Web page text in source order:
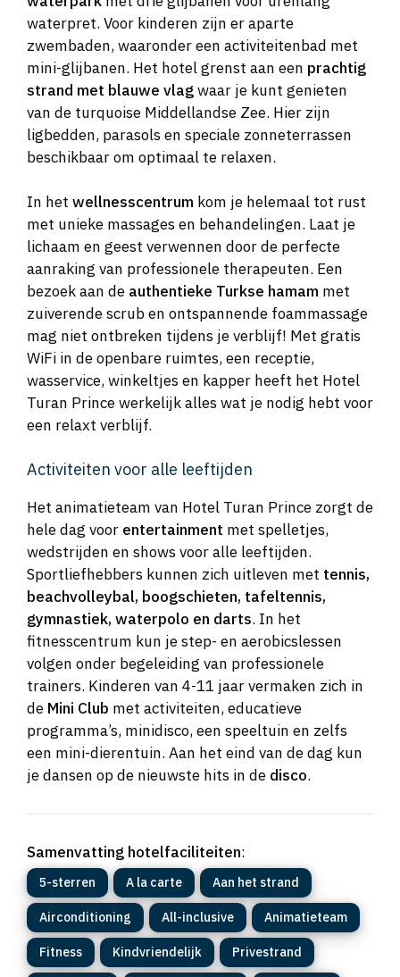
waterpret. Voor kinderen zijn er aparte
zwembaden, waaronder een activiteitenbad met
mini-glijbanen. Het hotel grenst aan een prachtig
strand met blauwe vlagwaar je kunt genieten
van de turquoise Middellandse Zee. Hier zijn
ligbedden, parasols en speciale zonneterrassen
beschikbaar om optimaal te relaxen.
In het wellnesscentrum kom je helemaal tot rust
met unieke massages en behandelingen. Laat je
lichaam en geest verwennen door de perfecte
aanraking van professionele therapeuten. Een
bezoek aan de authentieke Turkse hamam met
zuiverende scrub en ontspannende foammassage
mag niet ontbreken tijdens je verblijf! Met gratis
WiFi in de openbare ruimtes, een receptie,
wasservice, winkeltjes en kapper heeft het Hotel
Turan Prince werkelijk alles wat je nodig hebt voor
een relaxt verblijf.
Activiteiten voor alle leeftijden
Het animatieteam van Hotel Turan Prince zorgt de
hele dag voor entertainment met spelletjes,
wedstrijden en shows voor alle leeftijden.
Sportliefhebbers kunnen zich uitleven met tennis,
beachvolleybal, boogschieten, tafeltennis,
gymnastiek, waterpolo en darts. In het
fitnesscentrum kun je step- en aerobicslessen
volgen onder begeleiding van professionele
trainers. Kinderen van 4-11 jaar vermaken zich in
de Mini Club met activiteiten, educatieve
programma’s, minidisco, een speeltuin en zelfs
een mini-dierentuin. Aan het eind van de dag kun
je dansen op de nieuwste hits in de disco.
Samenvatting hotelfaciliteiten:
5-sterren A la carte Aan het strand
Airconditioning All-inclusive Animatieteam
Fitness Kindvriendelijk Privestrand